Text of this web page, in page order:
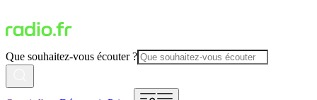
Que souhaitez-vous écouter ?